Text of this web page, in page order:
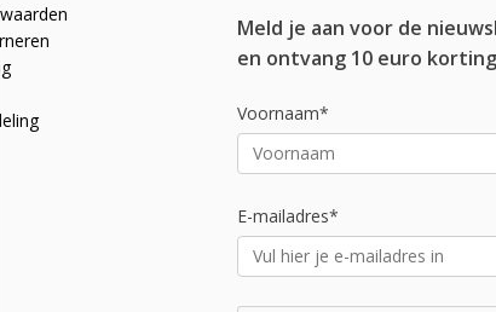
Meld je aan voor de
en ontvang 10 euro
Voornaam*
E-mailadres*